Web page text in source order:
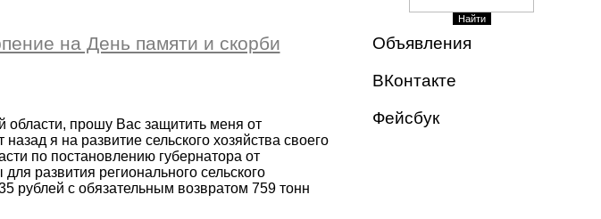
на День памяти и скорби
прошу Вас защитить меня от
я на развитие сельского хозяйства своего
по постановлению губернатора от
развития регионального сельского
рублей с обязательным возвратом 759 тонн
Объявления
ВКонтакте
Фейсбук